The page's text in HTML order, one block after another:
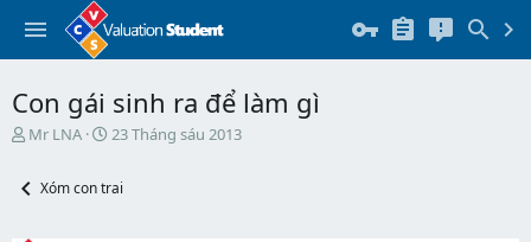
Con gái sinh ra để làm gì
T
e
Mr LNA
N
y
23 Tháng sáu 2013
Xóm con trai